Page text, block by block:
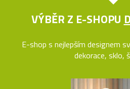
VÝBĚR Z E-SHOPU
E-shop s nejlepším designem
dekorace, sklo,